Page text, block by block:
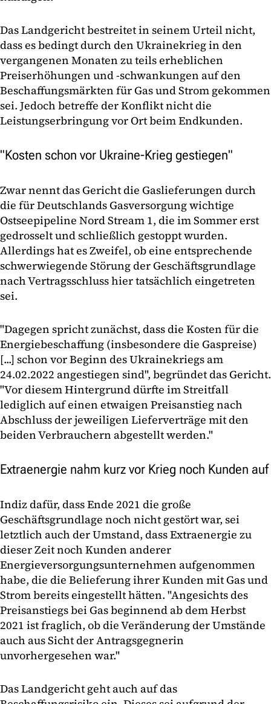
Das Landgericht bestreitet in seinem Urteil nicht,
dass es bedingt durch den Ukrainekrieg in den
vergangenen Monaten zu teils erheblichen
Preiserhöhungen und -schwankungen auf den
Beschaffungsmärkten für Gas und Strom gekommen
sei. Jedoch betreffe der Konflikt nicht die
Leistungserbringung vor Ort beim Endkunden.
"Kosten schon vor Ukraine-Krieg gestiegen"
Zwar nennt das Gericht die Gaslieferungen durch
die für Deutschlands Gasversorgung wichtige
Ostseepipeline Nord Stream 1, die im Sommer erst
gedrosselt und schließlich gestoppt wurden.
Allerdings hat es Zweifel, ob eine entsprechende
schwerwiegende Störung der Geschäftsgrundlage
nach Vertragsschluss hier tatsächlich eingetreten
sei.
"Dagegen spricht zunächst, dass die Kosten für die
Energiebeschaffung (insbesondere die Gaspreise)
[...] schon vor Beginn des Ukrainekriegs am
24.02.2022 angestiegen sind", begründet das Gericht.
"Vor diesem Hintergrund dürfte im Streitfall
lediglich auf einen etwaigen Preisanstieg nach
Abschluss der jeweiligen Lieferverträge mit den
beiden Verbrauchern abgestellt werden."
Extraenergie nahm kurz vor Krieg noch Kunden auf
Indiz dafür, dass Ende 2021 die große
Geschäftsgrundlage noch nicht gestört war, sei
letztlich auch der Umstand, dass Extraenergie zu
dieser Zeit noch Kunden anderer
Energieversorgungsunternehmen aufgenommen
habe, die die Belieferung ihrer Kunden mit Gas und
Strom bereits eingestellt hätten. "Angesichts des
Preisanstiegs bei Gas beginnend ab dem Herbst
2021 ist fraglich, ob die Veränderung der Umstände
auch aus Sicht der Antragsgegnerin
unvorhergesehen war."
Das Landgericht geht auch auf das